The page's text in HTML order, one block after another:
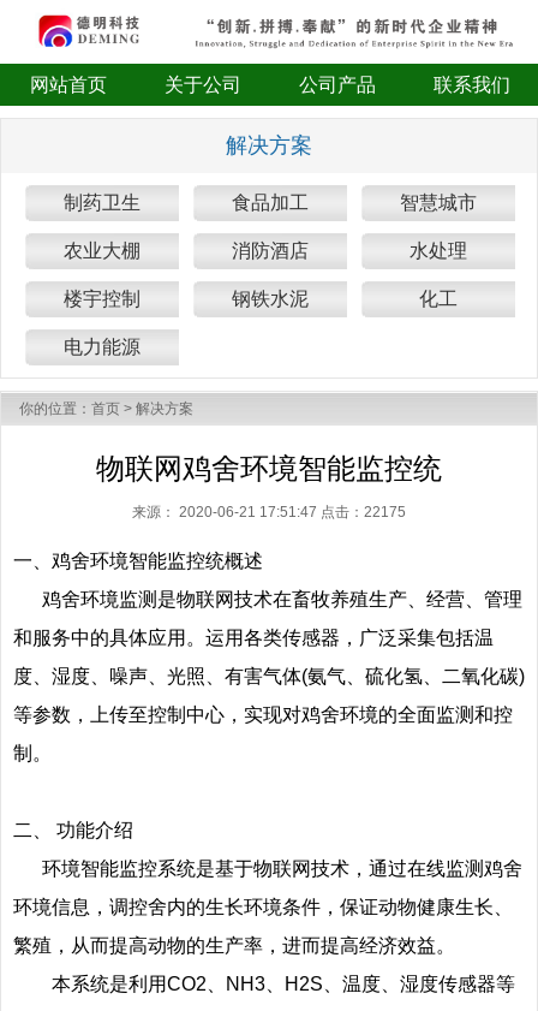
网站首页 关于公司 公司产品 联系我们
解决方案
制药卫生 食品加工 智慧城市
农业大棚 消防酒店 水处理
楼宇控制 钢铁水泥 化工
电力能源
你的位置： 首页 > 解决方案
物联网鸡舍环境智能监控统
来源： 2020-06-21 17:51:47 点击： 22175
一、鸡舍环境智能监控统概述
鸡舍环境监测是物联网技术在畜牧养殖生产、经营、管理
和服务中的具体应用。运用各类传感器，广泛采集包括温
度、湿度、噪声、光照、有害气体(氨气、硫化氢、二氧化碳)
等参数，上传至控制中心，实现对鸡舍环境的全面监测和控
制。
二、 功能介绍
环境智能监控系统是基于物联网技术，通过在线监测鸡舍
环境信息，调控舍内的生长环境条件，保证动物健康生长、
繁殖，从而提高动物的生产率，进而提高经济效益。
本系统是利用CO2、NH3、H2S、温度、湿度传感器等